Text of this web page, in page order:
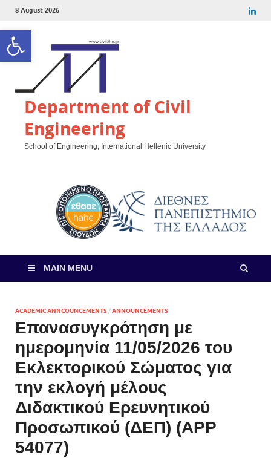
Open toolbar
8 August 2026
Department of Civil
Engineering
School of Engineering, International Hellenic University
MAIN MENU
ACADEMIC ANNCOUNCEMENTS /ANNOUNCEMENTS
Επανασυγκρότηση με
ημερομηνία 11/05/2026 του
Εκλεκτορικού Σώματος για
την εκλογή μέλους
Διδακτικού Ερευνητικού
Προσωπικού (ΔΕΠ) (APP
54077)